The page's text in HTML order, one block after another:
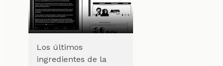
Los últimos
ingredientes de la